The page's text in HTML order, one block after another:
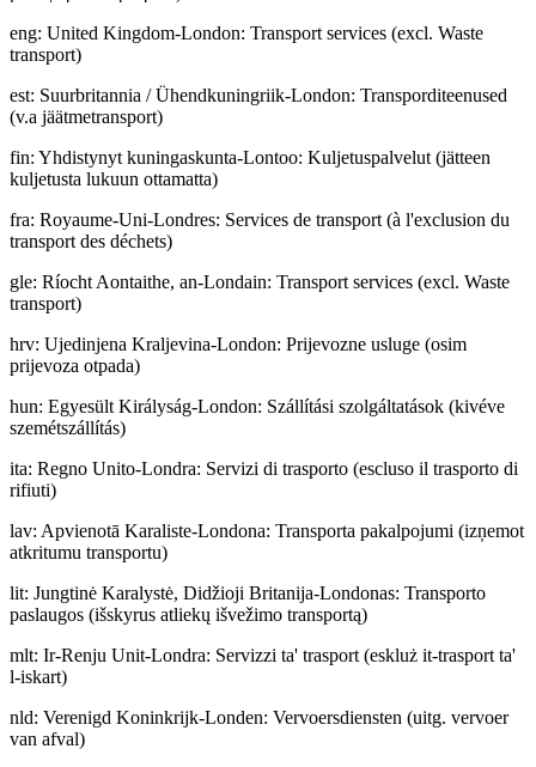
eng: United Kingdom-London: Transport services (excl. Waste
transport)
est: Suurbritannia / Ühendkuningriik-London: Transporditeenused
(v.a jäätmetransport)
fin: Yhdistynyt kuningaskunta-Lontoo: Kuljetuspalvelut (jätteen
kuljetusta lukuun ottamatta)
fra: Royaume-Uni-Londres: Services de transport (à l'exclusion du
transport des déchets)
gle: Ríocht Aontaithe, an-Londain: Transport services (excl. Waste
transport)
hrv: Ujedinjena Kraljevina-London: Prijevozne usluge (osim
prijevoza otpada)
hun: Egyesült Királyság-London: Szállítási szolgáltatások (kivéve
szemétszállítás)
ita: Regno Unito-Londra: Servizi di trasporto (escluso il trasporto di
rifiuti)
lav: Apvienotā Karaliste-Londona: Transporta pakalpojumi (izņemot
atkritumu transportu)
lit: Jungtinė Karalystė, Didžioji Britanija-Londonas: Transporto
paslaugos (išskyrus atliekų išvežimo transportą)
mlt: Ir-Renju Unit-Londra: Servizzi ta' trasport (eskluż it-trasport ta'
l-iskart)
nld: Verenigd Koninkrijk-Londen: Vervoersdiensten (uitg. vervoer
van afval)